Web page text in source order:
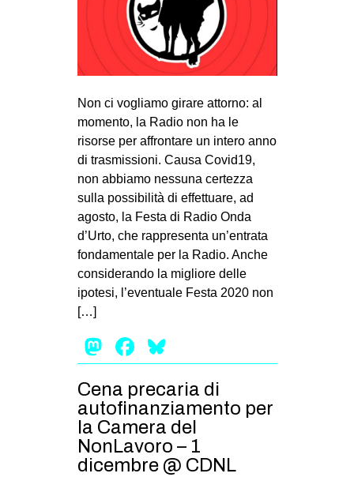
STUDENTI TSUNAMI
ZAM
MILANO
SPAZI
SPORT POPOLARE
MOVIMENTI
ANTIFASCISMO
DIRITTO ALL’ABITARE
GENERI
PRECARIATO
REPRESSIONE
STUDENTI
CULTURE
ARTE
Non ci vogliamo girare attorno: al
momento, la Radio non ha le
risorse per affrontare un intero anno
di trasmissioni. Causa Covid19,
non abbiamo nessuna certezza
sulla possibilità di effettuare, ad
agosto, la Festa di Radio Onda
d’Urto, che rappresenta un’entrata
fondamentale per la Radio. Anche
considerando la migliore delle
ipotesi, l’eventuale Festa 2020 non
[…]
Mastodon
Facebook
Cena precaria di
autofinanziamento per
la Camera del
NonLavoro – 1
dicembre @ CDNL